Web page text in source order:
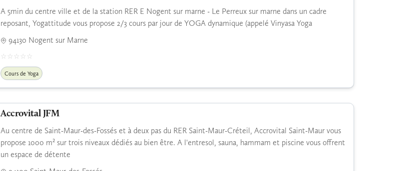
A 5min du centre ville et de la station RER E Nogent sur marne - Le Perreux sur marne dans un cadre
reposant, Yogattitude vous propose 2/3 cours par jour de YOGA dynamique (appelé Vinyasa Yoga
94130 Nogent sur Marne
Cours de Yoga
Accrovital JFM
Au centre de Saint-Maur-des-Fossés et à deux pas du RER Saint-Maur-Créteil, Accrovital Saint-Maur vous
propose 1000 m² sur trois niveaux dédiés au bien être. A l'entresol, sauna, hammam et piscine vous offrent
un espace de détente